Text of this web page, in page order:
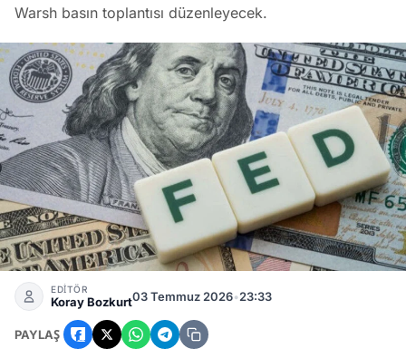
Warsh basın toplantısı düzenleyecek.
Fed Temmuz Faiz Kararı Tarihi ve Piyasaların Güncel
EDİTÖR
Koray Bozkurt03 Temmuz 2026•23:33
PAYLAŞ